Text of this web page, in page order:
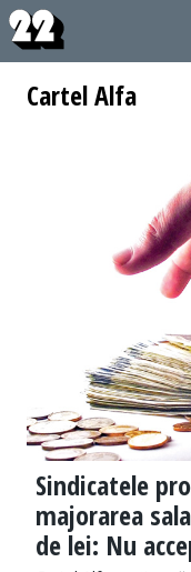
Cartel Alfa
Sindicatele
majorarea
de lei: Nu